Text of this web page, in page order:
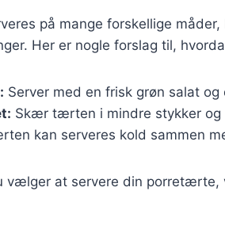
på mange forskellige
Her er nogle forslag til,
Server med en frisk grøn salat
Skær tærten i mindre stykker og
kan serveres kold sammen
vælger at servere din